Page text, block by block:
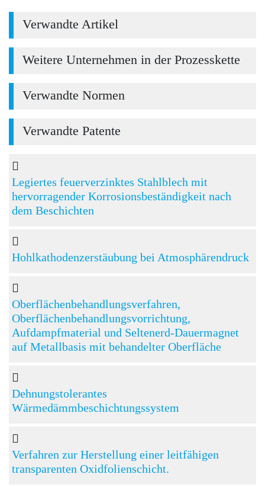
Verwandte Artikel
Weitere Unternehmen in der Prozesskette
Verwandte Normen
Verwandte Patente
Legiertes feuerverzinktes Stahlblech mit
hervorragender Korrosionsbeständigkeit nach
dem Beschichten
Hohlkathodenzerstäubung bei Atmosphärendruck
Oberflächenbehandlungsverfahren,
Oberflächenbehandlungsvorrichtung,
Aufdampfmaterial und Seltenerd-Dauermagnet
auf Metallbasis mit behandelter Oberfläche
Dehnungstolerantes
Wärmedämmbeschichtungssystem
Verfahren zur Herstellung einer leitfähigen
transparenten Oxidfolienschicht.